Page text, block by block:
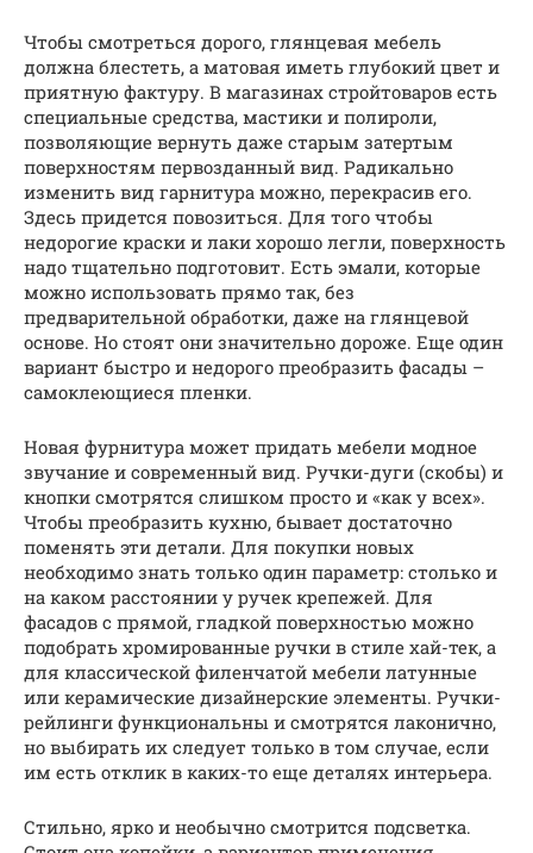
Чтобы смотреться дорого, глянцевая мебель
должна блестеть, а матовая иметь глубокий цвет и
приятную фактуру. В магазинах стройтоваров есть
специальные средства, мастики и полироли,
позволяющие вернуть даже старым затертым
поверхностям первозданный вид. Радикально
изменить вид гарнитура можно, перекрасив его.
Здесь придется повозиться. Для того чтобы
недорогие краски и лаки хорошо легли, поверхность
надо тщательно подготовит. Есть эмали, которые
можно использовать прямо так, без
предварительной обработки, даже на глянцевой
основе. Но стоят они значительно дороже. Еще один
вариант быстро и недорого преобразить фасады –
самоклеющиеся пленки.
Новая фурнитура может придать мебели модное
звучание и современный вид. Ручки-дуги (скобы) и
кнопки смотрятся слишком просто и «как у всех».
Чтобы преобразить кухню, бывает достаточно
поменять эти детали. Для покупки новых
необходимо знать только один параметр: столько и
на каком расстоянии у ручек крепежей. Для
фасадов с прямой, гладкой поверхностью можно
подобрать хромированные ручки в стиле хай-тек, а
для классической филенчатой мебели латунные
или керамические дизайнерские элементы. Ручки-
рейлинги функциональны и смотрятся лаконично,
но выбирать их следует только в том случае, если
им есть отклик в каких-то еще деталях интерьера.
Стильно, ярко и необычно смотрится подсветка.